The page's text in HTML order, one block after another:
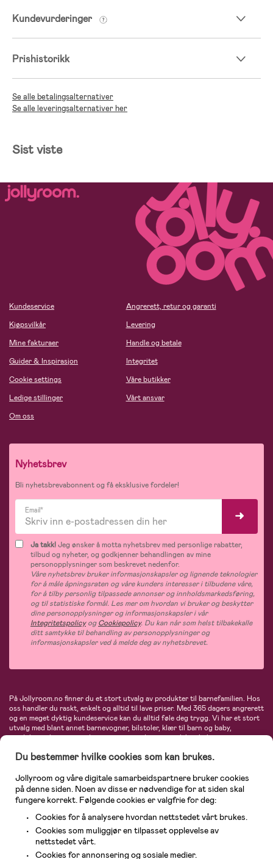
Kundevurderinger
Prishistorikk
Se alle betalingsalternativer
Se alle leveringsalternativer her
Sist viste
Kundeservice
Kjøpsvilkår
Mine fakturaer
Guider & Inspirasjon
Cookie settings
Ledige stillinger
Om oss
Angrerett, retur og garanti
Levering
Handle og betale
Integritet
Våre butikker
Vårt ansvar
Nyhetsbrev
Bli nyhetsbrevabonnent og få eksklusive fordeler!
Email*
Ja takk!Jeg ønsker å motta nyhetsbrev med personlige rabatter,
tilbud og nyheter, og godkjenner behandlingen av mine
personopplysninger som beskrevet nedenfor.
Våre nyhetsbrev bruker informasjonskapsler og lignende teknologier
for å måle åpningsraten og våre kunders interesser i tilbudene våre,
for å tilby personlig tilpassede annonser og innholdsmarkedsføring,
og til statistiske formål. Les mer om hvordan vi bruker og beskytter
dine personopplysninger og informasjonskapsler i vår
IntegritetspolicyogCookiepolicy. Du kan når som helst tilbakekalle
ditt samtykke til behandling av personopplysninger og
informasjonskapsler ved å melde deg av nyhetsbrevet.
På Jollyroom.no finner du et stort utvalg av produkter til barnefamilien. Hos
oss handler du raskt, enkelt og alltid til lave priser. Med 365 dagers angrerett
og en meget dyktig kundeservice kan du alltid føle deg trygg. Vi har et stort
utvalg med blant annet barnevogner, bilstoler, klær til barn og baby,
produkter til mor, mengder av inspirerende interiør, leker, babyustyr og mye
Maxi-Cosi, Baby Jogger, BabyBjörn, Didriksons, KidKraft, Ergobaby, Philips
største nettbutikk for barn og baby!
Du bestemmer hvilke cookies som kan brukes.
Jollyroom og våre digitale samarbeidspartnere bruker cookies
på denne siden. Noen av disse er nødvendige for at siden skal
fungere korrekt. Følgende cookies er valgfrie for deg:
Cookies for å analysere hvordan nettstedet vårt brukes.
Cookies som muliggjør en tilpasset opplevelse av
nettstedet vårt.
Cookies for annonsering og sosiale medier.